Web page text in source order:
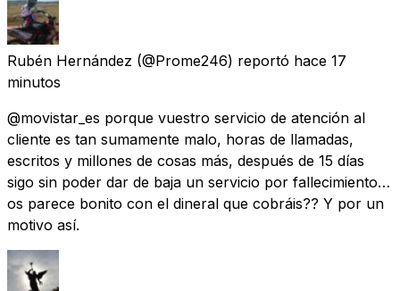
Rubén Hernández (@Prome246) reportó hace 17
minutos
@movistar_es porque vuestro servicio de atención al
cliente es tan sumamente malo, horas de llamadas,
escritos y millones de cosas más, después de 15 días
sigo sin poder dar de baja un servicio por fallecimiento…
os parece bonito con el dineral que cobráis?? Y por un
motivo así.